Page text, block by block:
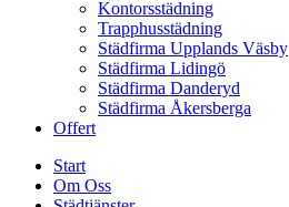
Kontorsstädning
Trapphusstädning
Städfirma Upplands Väsby
Städfirma Lidingö
Städfirma Danderyd
Städfirma Åkersberga
Offert
Start
Om Oss